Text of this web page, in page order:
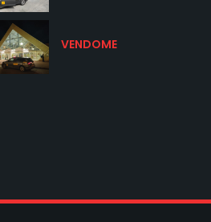
VENDOME